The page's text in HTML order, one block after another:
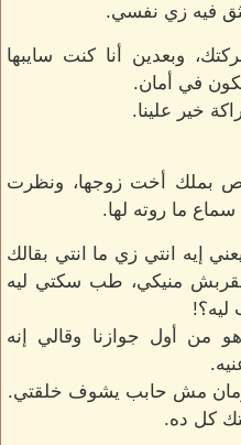
فيه زي نفسي.
وبعدين أنا كنت سايبها
في أمان.
خير علينا.
بملك أخت زوجها، ونظرت
ما روته لها.
إيه انتي زي ما انتي بقالك
منيكي، طب سكتي ليه
ليه؟!
أول جوازنا وقالي إنه
مش حابب يشوف خلقتي.
كل ده.